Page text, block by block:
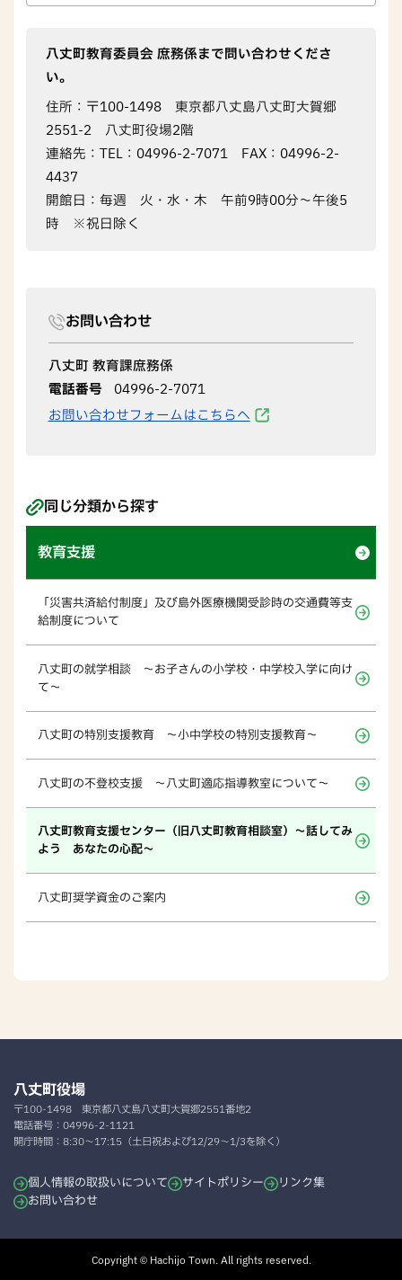
八丈町教育委員会 庶務係まで問い合わせくださ
い。
住所：〒100-1498 東京都八丈島八丈町大賀郷
2551-2 八丈町役場2階
連絡先：TEL：04996-2-7071 FAX：04996-2-
4437
開館日：毎週 火・水・木 午前9時00分～午後5
時 ※祝日除く
お問い合わせ
八丈町 教育課庶務係
電話番号
04996-2-7071
お問い合わせフォームはこちらへ
同じ分類から探す
教育支援
「災害共済給付制度」及び島外医療機関受診時の交通費等支
給制度について
八丈町の就学相談 ～お子さんの小学校・中学校入学に向け
て～
八丈町の特別支援教育 ～小中学校の特別支援教育～
八丈町の不登校支援 ～八丈町適応指導教室について～
八丈町教育支援センター（旧八丈町教育相談室）～話してみ
よう あなたの心配～
八丈町奨学資金のご案内
八丈町役場
〒100-1498 東京都八丈島八丈町大賀郷2551番地2
電話番号： 04996-2-1121
開庁時間： 8:30～17:15（土日祝および12/29～1/3を除く）
個人情報の取扱いについて サイトポリシー
リンク集
お問い合わせ
Copyright © Hachijo Town. All rights reserved.